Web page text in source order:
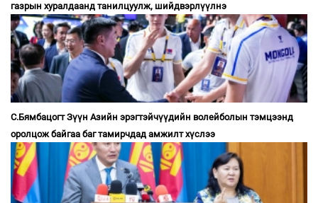
газрын хуралдаанд танилцуулж, шийдвэрлүүлнэ
С.Бямбацогт Зүүн Азийн эрэгтэйчүүдийн волейболын тэмцээнд
оролцож байгаа баг тамирчдад амжилт хүслээ